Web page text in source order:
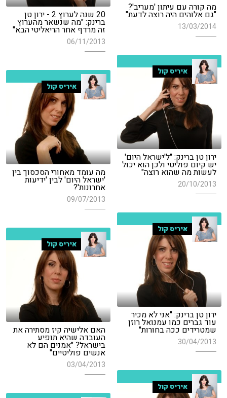
מה קורה עם עיתון 'מעריב'?
"גם אלוהים היה רוצה לדעת"
13/03/2014
20 שנה לערוץ 2 - ירון טן
ברינק: "מה שנשאר מהערוץ
זה מרדף אחר הריאליטי הבא"
06/11/2013
איריס קול
ירון טן ברינק: "ל'ישראל היום'
יש קיום פוליטי ולכן הוא יכול
לעשות מה שהוא רוצה"
20/10/2013
איריס קול
מה עומד מאחורי הסכסוך בין
'ישראל היום' לבין 'ידיעות
אחרונות'?
09/07/2013
איריס קול
ירון טן ברינק: "אני לא מכיר
עוד גברים כמו עמנואל רוזן
שמטרידים ככה בחורות"
30/04/2013
איריס קול
האם אלישיה קיז מסתירה את
העובדה שהיא תופיע
בישראל? "אמנים הם לא
אנשים פוליטיים"
03/04/2013
איריס קול